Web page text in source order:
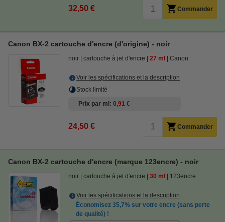
32,50 € Commander
Canon BX-2 cartouche d'encre (d'origine) - noir
noir cartouche à jet d'encre 27 ml Canon
Voir les spécifications et la description
Stock limité
Prix par ml
0,91 €
24,50 € Commander
Canon BX-2 cartouche d'encre (marque 123encre) - noir
noir cartouche à jet d'encre 30 ml 123encre
Voir les spécifications et la description
Économisez 35,7% sur votre encre (sans perte
de qualité) !